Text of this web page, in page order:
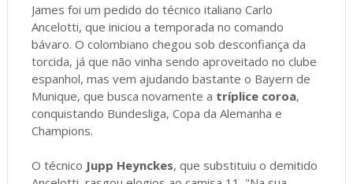
James foi um pedido do técnico italiano Carlo
Ancelotti, que iniciou a temporada no comando
bávaro. O colombiano chegou sob desconfiança da
torcida, já que não vinha sendo aproveitado no clube
espanhol, mas vem ajudando bastante o Bayern de
Munique, que busca novamente a tríplice coroa,
conquistando Bundesliga, Copa da Alemanha e
Champions.
O técnico Jupp Heynckes, que substituiu o demitido